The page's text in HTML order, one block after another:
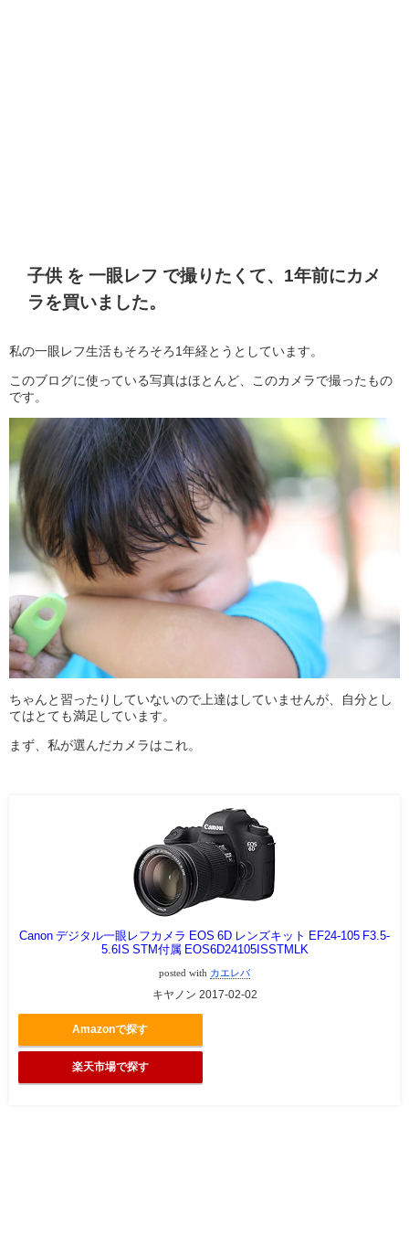
子供 を 一眼レフ で撮りたくて、1年前にカメ
ラを買いました。
私の一眼レフ生活もそろそろ1年経とうとしています。
このブログに使っている写真はほとんど、このカメラで撮ったもの
です。
ちゃんと習ったりしていないので上達はしていませんが、自分とし
てはとても満足しています。
まず、私が選んだカメラはこれ。
Canon デジタル一眼レフカメラ EOS 6D レンズキット EF24-105 F3.5-
5.6IS STM付属 EOS6D24105ISSTMLK
posted with カエレバ
キヤノン 2017-02-02
Amazonで探す
楽天市場で探す